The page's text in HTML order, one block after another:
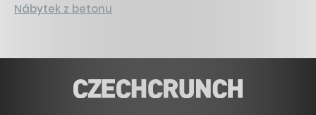
Nábytek z betonu